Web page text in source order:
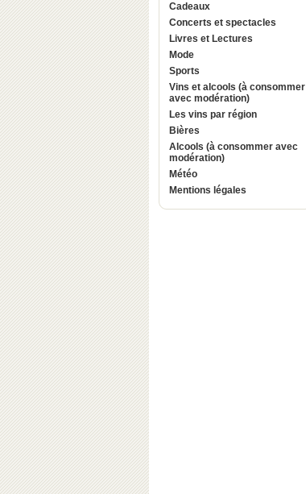
Cadeaux
Concerts et spectacles
Livres et Lectures
Mode
Sports
Vins et alcools (à consommer
avec modération)
Les vins par région
Bières
Alcools (à consommer avec
modération)
Météo
Mentions légales